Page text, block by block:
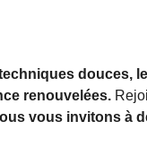
douces,
renouvelées.
vous invitons à